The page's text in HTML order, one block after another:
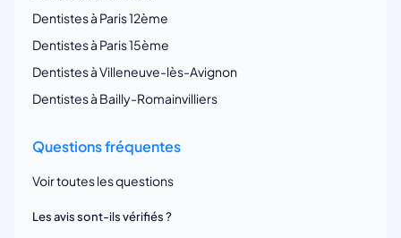
Dentistes à Paris 12ème
Dentistes à Paris 15ème
Dentistes à Villeneuve-lès-Avignon
Dentistes à Bailly-Romainvilliers
Questions fréquentes
Voir toutes les questions
Les avis sont-ils vérifiés ?